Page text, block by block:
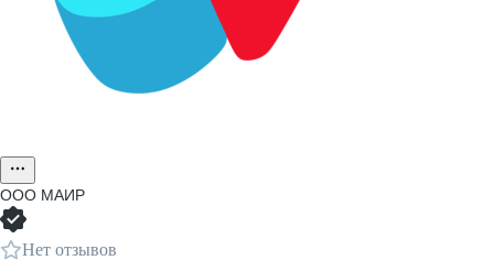
ООО МАИР
Нет отзывов